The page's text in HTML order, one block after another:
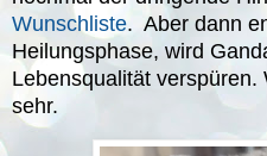
Wunschliste. Aber dann
Heilungsphase, wird
Lebensqualität
sehr.